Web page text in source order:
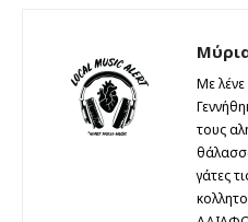
Με
τους
γάτες